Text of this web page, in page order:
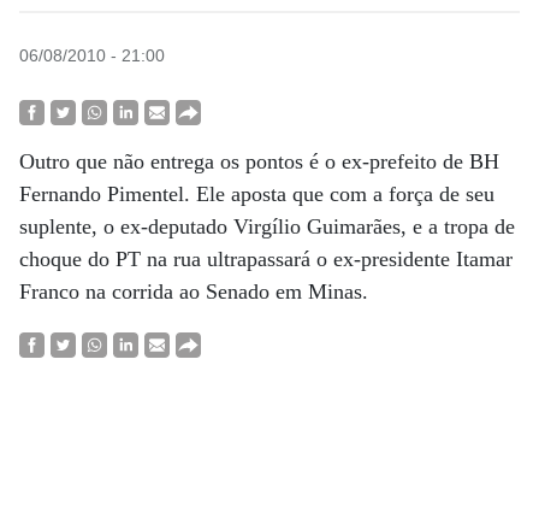
06/08/2010 - 21:00
Outro que não entrega os pontos é o ex-prefeito de BH
Fernando Pimentel. Ele aposta que com a força de seu
suplente, o ex-deputado Virgílio Guimarães, e a tropa de
choque do PT na rua ultrapassará o ex-presidente Itamar
Franco na corrida ao Senado em Minas.